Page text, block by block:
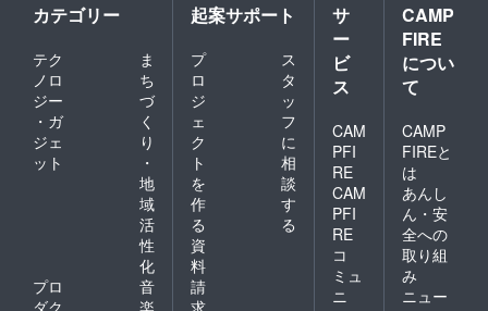
カテゴリー
テク
ノロ
ジー
・ガ
ジェ
ット
ま
ち
づ
く
り
・
地
域
活
性
化
プロ
ダク
音
楽
起案サポート
プ
ロ
ジ
ェ
ク
ト
を
作
る
ス
タ
ッ
フ
に
相
談
す
る
資
料
請
求
サ
ー
ビ
ス
CAM
PFI
RE
CAM
PFI
RE
コ
ミュ
ニ
CAMP
FIRE
につい
て
CAMP
FIREと
は
あんし
ん・安
全への
取り組
み
ニュー